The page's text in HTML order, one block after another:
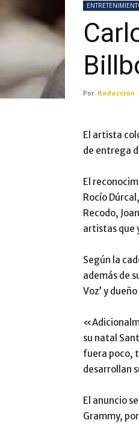
Por Redacción
El artista
de entrega
El
Rocío
Recodo,
artistas que
Según la
además de
Voz’ y
su natal
fuera poco,
desarrollan
El anuncio
Grammy,